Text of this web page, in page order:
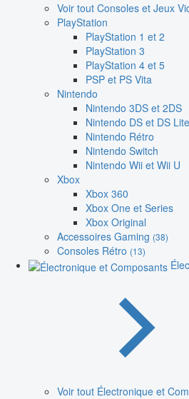
Voir tout Consoles et Jeux
PlayStation
PlayStation 1 et 2
PlayStation 3
PlayStation 4 et 5
PSP et PS Vita
Nintendo
Nintendo 3DS et 2DS
Nintendo DS et DS Lite
Nintendo Rétro
Nintendo Switch
Nintendo Wii et Wii U
Xbox
Xbox 360
Xbox One et Series
Xbox Original
Accessoires Gaming (38)
Consoles Rétro (13)
Voir tout Électronique et